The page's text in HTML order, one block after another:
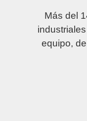
Más del
equipo,